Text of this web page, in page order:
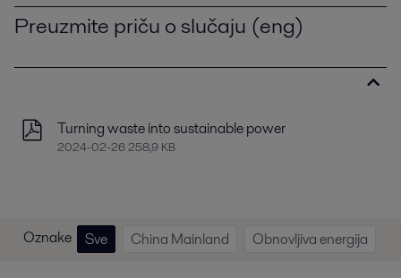
Preuzmite priču o slučaju (eng)
Turning waste into sustainable power
2024-02-26 258,9 KB
Oznake Sve China Mainland Obnovljiva energija